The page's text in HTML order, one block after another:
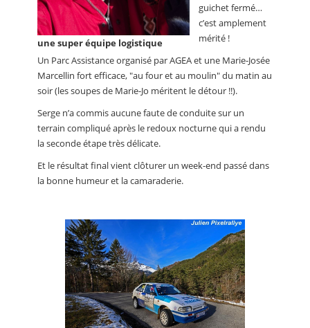
une super équipe logistique
guichet fermé…
c’est amplement
mérité !
Un Parc Assistance organisé par AGEA et une Marie-Josée
Marcellin fort efficace, "au four et au moulin" du matin au
soir (les soupes de Marie-Jo méritent le détour !!).
Serge n’a commis aucune faute de conduite sur un
terrain compliqué après le redoux nocturne qui a rendu
la seconde étape très délicate.
Et le résultat final vient clôturer un week-end passé dans
la bonne humeur et la camaraderie.